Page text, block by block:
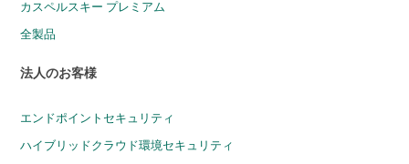
カスペルスキー プレミアム
全製品
法人のお客様
エンドポイントセキュリティ
ハイブリッドクラウド環境セキュリティ